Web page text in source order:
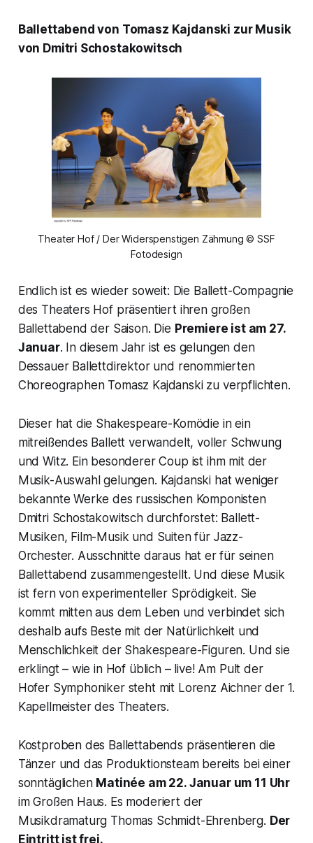
Ballettabend von Tomasz Kajdanski zur Musik
von Dmitri Schostakowitsch
Theater Hof / Der Widerspenstigen Zähmung © SSF
Fotodesign
Endlich ist es wieder soweit: Die Ballett-Compagnie
des Theaters Hof präsentiert ihren großen
Ballettabend der Saison. Die Premiere ist am 27.
Januar. In diesem Jahr ist es gelungen den
Dessauer Ballettdirektor und renommierten
Choreographen Tomasz Kajdanski zu verpflichten.
Dieser hat die Shakespeare-Komödie in ein
mitreißendes Ballett verwandelt, voller Schwung
und Witz. Ein besonderer Coup ist ihm mit der
Musik-Auswahl gelungen. Kajdanski hat weniger
bekannte Werke des russischen Komponisten
Dmitri Schostakowitsch durchforstet: Ballett-
Musiken, Film-Musik und Suiten für Jazz-
Orchester. Ausschnitte daraus hat er für seinen
Ballettabend zusammengestellt. Und diese Musik
ist fern von experimenteller Sprödigkeit. Sie
kommt mitten aus dem Leben und verbindet sich
deshalb aufs Beste mit der Natürlichkeit und
Menschlichkeit der Shakespeare-Figuren. Und sie
erklingt – wie in Hof üblich – live! Am Pult der
Hofer Symphoniker steht mit Lorenz Aichner der 1.
Kapellmeister des Theaters.
Kostproben des Ballettabends präsentieren die
Tänzer und das Produktionsteam bereits bei einer
sonntäglichen Matinée am 22. Januar um 11 Uhr
im Großen Haus. Es moderiert der
Musikdramaturg Thomas Schmidt-Ehrenberg. Der
Eintritt ist frei.